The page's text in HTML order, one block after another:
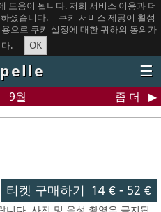
도움이 됩니다. 저희 서비스 이용과 더
셨습니다.
쿠키 서비스 제공이 활성
으로 쿠키 설정에 대한 귀하의 동의가
.
OK
☰
9월 좀 더
티켓 구매하기 14 €- 52 €